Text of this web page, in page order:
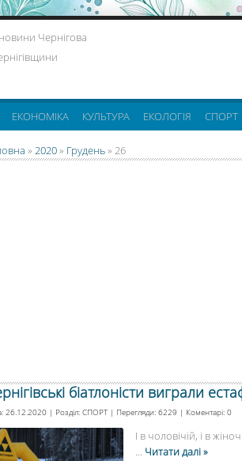
Чернігова
ЕКОНОМІКА КУЛЬТУРА ЕКОЛОГІЯ СПОРТ
» 2020» Грудень» 26
біатлоністи виграли
26.12.2020 | Розділ: СПОРТ | Перегляди: 6229 | Коментарі: 0
І в чоловічій, і в
... Читати далі »